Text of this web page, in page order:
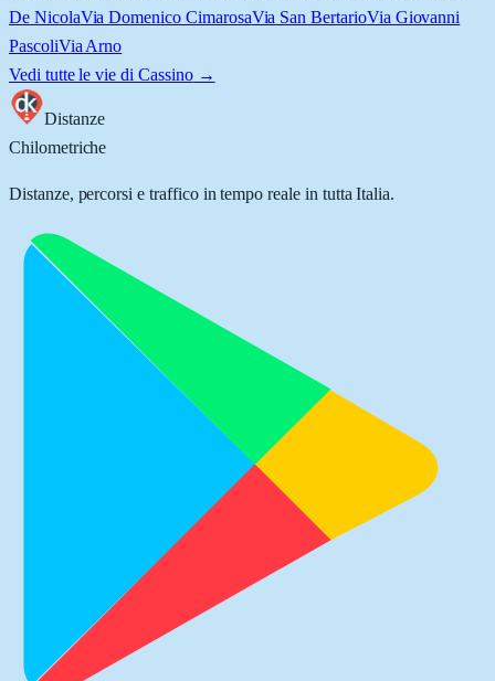
De NicolaVia Domenico CimarosaVia San BertarioVia Giovanni
PascoliVia Arno
Vedi tutte le vie di Cassino→
Distanze
Chilometriche
Distanze, percorsi e traffico in tempo reale in tutta Italia.